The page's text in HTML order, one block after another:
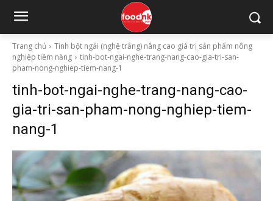
Trang chủ
Tinh bột ngải (nghệ trắng) nâng cao giá trị sản phẩm nông
nghiệp tiềm năng
tinh-bot-ngai-nghe-trang-nang-cao-gia-tri-san-
pham-nong-nghiep-tiem-nang-1
tinh-bot-ngai-nghe-trang-nang-cao-
gia-tri-san-pham-nong-nghiep-tiem-
nang-1